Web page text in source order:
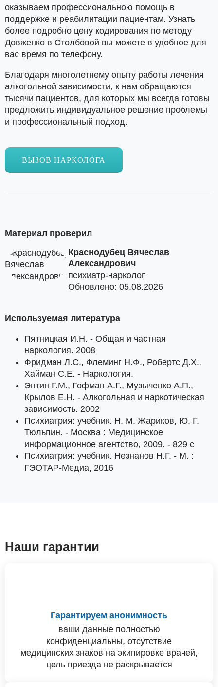
оказываем профессиональною помощь в
поддержке и реабилитации пациентам. Узнать
более подробно цену кодирования по методу
Довженко в Столбовой вы можете в удобное для
вас время по телефону.
Благодаря многолетнему опыту работы лечения
алкогольной зависимости, к нам обращаются
тысячи пациентов, для которых мы всегда готовы
предложить индивидуальное решение проблемы
и профессиональный подход.
ВЫЗОВ НАРКОЛОГА
Материал проверил
Краснодубец Вячеслав
Александрович
психиатр-нарколог
Обновлено: 05.08.2026
Используемая литература
Пятницкая И.Н. - Общая и частная
наркология. 2008
Фридман Л.С., Флеминг Н.Ф., Робертс Д.Х.,
Хайман С.Е. - Наркология.
Энтин Г.М., Гофман А.Г., Музыченко А.П.,
Крылов Е.Н. - Алкогольная и наркотическая
зависимость. 2002
Психиатрия: учебник. Н. М. Жариков, Ю. Г.
Тюльпин. - Москва : Медицинское
информационное агентство, 2009. - 829 с
Психиатрия: учебник. Незнанов Н.Г. - М. :
ГЭОТАР-Медиа, 2016
Наши гарантии
Гарантируем анонимность
ваши данные полностью
конфиденциальны, отсутствие
медицинских знаков на экипировке врачей,
цель приезда не раскрывается